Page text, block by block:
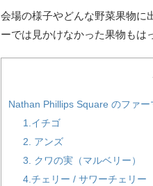
会場の様子やどんな野菜果物に
ーでは見かけなかった果物も
Nathan Phillips Square のファ
1.イチゴ
2. アンズ
3. クワの実（マルベリー）
4.チェリー / サワーチェリー